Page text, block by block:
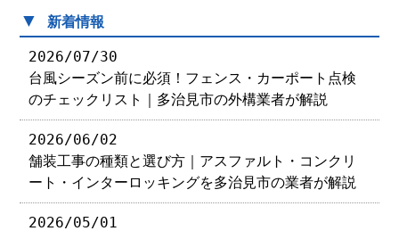
▼ 新着情報
2026/07/30
台風シーズン前に必須！フェンス・カーポート点検
のチェックリスト｜多治見市の外構業者が解説
2026/06/02
舗装工事の種類と選び方｜アスファルト・コンクリ
ート・インターロッキングを多治見市の業者が解説
2026/05/01